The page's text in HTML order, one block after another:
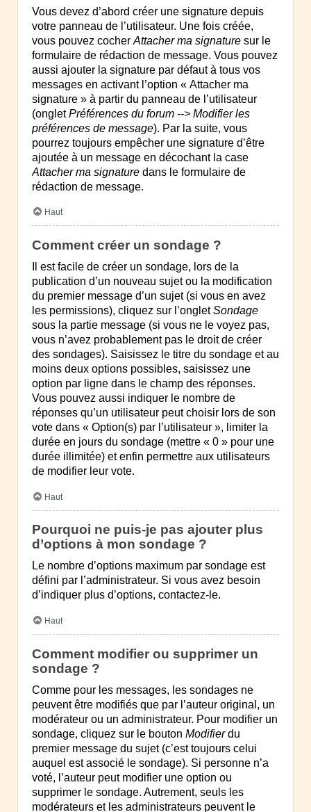
Vous devez d’abord créer une signature depuis
votre panneau de l’utilisateur. Une fois créée,
vous pouvez cocher Attacher ma signature sur le
formulaire de rédaction de message. Vous pouvez
aussi ajouter la signature par défaut à tous vos
messages en activant l’option « Attacher ma
signature » à partir du panneau de l’utilisateur
(ongletPréférences du forum --> Modifier les
préférences de message). Par la suite, vous
pourrez toujours empêcher une signature d’être
ajoutée à un message en décochant la case
Attacher ma signature dans le formulaire de
rédaction de message.
Haut
Comment créer un sondage ?
Il est facile de créer un sondage, lors de la
publication d’un nouveau sujet ou la modification
du premier message d’un sujet (si vous en avez
les permissions), cliquez sur l’ongletSondage
sous la partie message (si vous ne le voyez pas,
vous n’avez probablement pas le droit de créer
des sondages). Saisissez le titre du sondage et au
moins deux options possibles, saisissez une
option par ligne dans le champ des réponses.
Vous pouvez aussi indiquer le nombre de
réponses qu’un utilisateur peut choisir lors de son
vote dans « Option(s) par l’utilisateur », limiter la
durée en jours du sondage (mettre « 0 » pour une
durée illimitée) et enfin permettre aux utilisateurs
de modifier leur vote.
Haut
Pourquoi ne puis-je pas ajouter plus
d’options à mon sondage ?
Le nombre d’options maximum par sondage est
défini par l’administrateur. Si vous avez besoin
d’indiquer plus d’options, contactez-le.
Haut
Comment modifier ou supprimer un
sondage ?
Comme pour les messages, les sondages ne
peuvent être modifiés que par l’auteur original, un
modérateur ou un administrateur. Pour modifier un
sondage, cliquez sur le bouton Modifierdu
premier message du sujet (c’est toujours celui
auquel est associé le sondage). Si personne n’a
voté, l’auteur peut modifier une option ou
supprimer le sondage. Autrement, seuls les
modérateurs et les administrateurs peuvent le